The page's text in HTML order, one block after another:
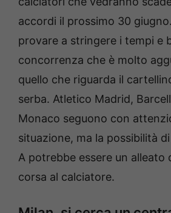
accordi il prossimo 30
provare a stringere i tempi e
concorrenza che è molto
quello che riguarda il
serba. Atletico Madrid,
Monaco seguono con
situazione, ma la possibilità
A potrebbe essere un alleato
corsa al calciatore.